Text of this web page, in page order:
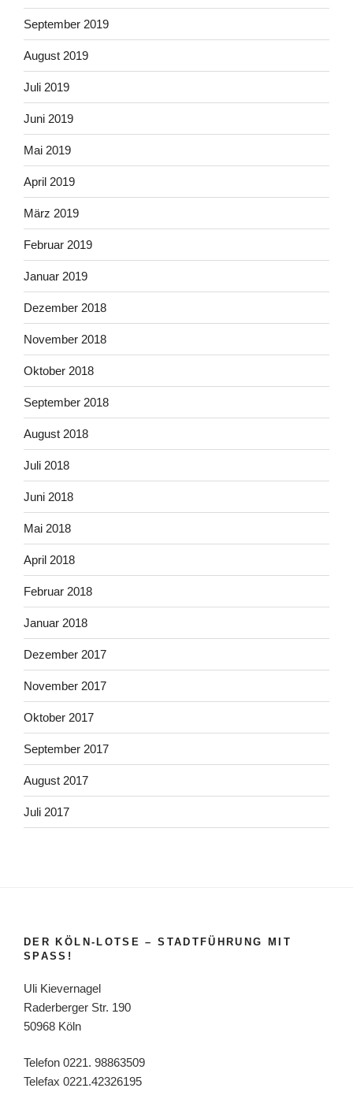
September 2019
August 2019
Juli 2019
Juni 2019
Mai 2019
April 2019
März 2019
Februar 2019
Januar 2019
Dezember 2018
November 2018
Oktober 2018
September 2018
August 2018
Juli 2018
Juni 2018
Mai 2018
April 2018
Februar 2018
Januar 2018
Dezember 2017
November 2017
Oktober 2017
September 2017
August 2017
Juli 2017
DER KÖLN-LOTSE – STADTFÜHRUNG MIT
SPASS!
Uli Kievernagel
Raderberger Str. 190
50968 Köln
Telefon 0221. 98863509
Telefax 0221.42326195